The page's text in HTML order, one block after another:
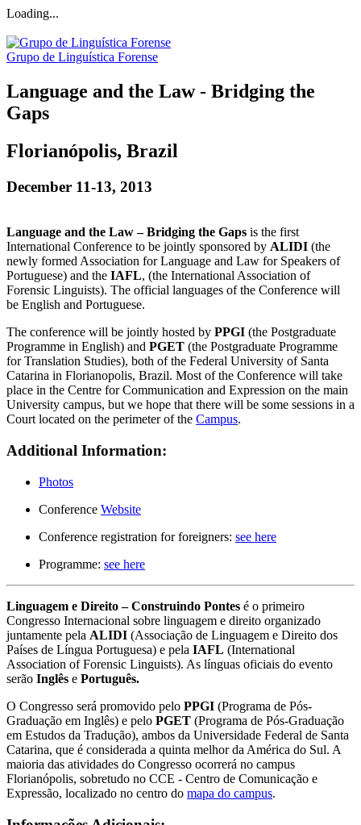
Loading...
Grupo de Linguística Forense
Language and the Law - Bridging the
Gaps
Florianópolis, Brazil
December 11-13, 2013
Language and the Law – Bridging the Gaps is the first
International Conference to be jointly sponsored by ALIDI (the
newly formed Association for Language and Law for Speakers of
Portuguese) and the IAFL, (the International Association of
Forensic Linguists). The official languages of the Conference will
be English and Portuguese.
The conference will be jointly hosted by PPGI (the Postgraduate
Programme in English) and PGET (the Postgraduate Programme
for Translation Studies), both of the Federal University of Santa
Catarina in Florianopolis, Brazil. Most of the Conference will take
place in the Centre for Communication and Expression on the main
University campus, but we hope that there will be some sessions in a
Court located on the perimeter of the Campus.
Additional Information:
Photos
Conference Website
Conference registration for foreigners: see here
Programme: see here
Linguagem e Direito – Construindo Pontes é o primeiro
Congresso Internacional sobre linguagem e direito organizado
juntamente pela ALIDI (Associação de Linguagem e Direito dos
Países de Língua Portuguesa) e pela IAFL (International
Association of Forensic Linguists). As línguas oficiais do evento
serão Inglês e Português.
O Congresso será promovido pelo PPGI (Programa de Pós-
Graduação em Inglês) e pelo PGET (Programa de Pós-Graduação
em Estudos da Tradução), ambos da Universidade Federal de Santa
Catarina, que é considerada a quinta melhor da América do Sul. A
maioria das atividades do Congresso ocorrerá no campus
Florianópolis, sobretudo no CCE - Centro de Comunicação e
Expressão, localizado no centro do mapa do campus.